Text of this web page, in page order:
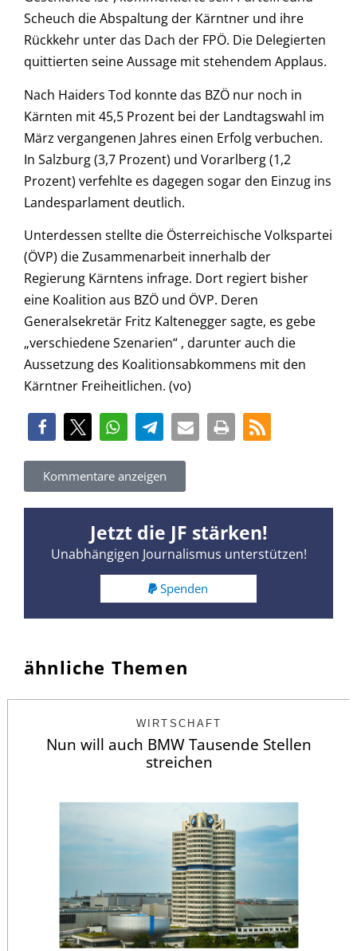
Scheuch die Abspaltung der Kärntner und ihre
Rückkehr unter das Dach der FPÖ. Die Delegierten
quittierten seine Aussage mit stehendem Applaus.
Nach Haiders Tod konnte das BZÖ nur noch in
Kärnten mit 45,5 Prozent bei der Landtagswahl im
März vergangenen Jahres einen Erfolg verbuchen.
In Salzburg (3,7 Prozent) und Vorarlberg (1,2
Prozent) verfehlte es dagegen sogar den Einzug ins
Landesparlament deutlich.
Unterdessen stellte die Österreichische Volkspartei
(ÖVP) die Zusammenarbeit innerhalb der
Regierung Kärntens infrage. Dort regiert bisher
eine Koalition aus BZÖ und ÖVP. Deren
Generalsekretär Fritz Kaltenegger sagte, es gebe
„verschiedene Szenarien“ , darunter auch die
Aussetzung des Koalitionsabkommens mit den
Kärntner Freiheitlichen. (vo)
Kommentare anzeigen
Jetzt die JF stärken!
Unabhängigen Journalismus unterstützen!
Spenden
ähnliche Themen
WIRTSCHAFT
Nun will auch BMW Tausende Stellen
streichen